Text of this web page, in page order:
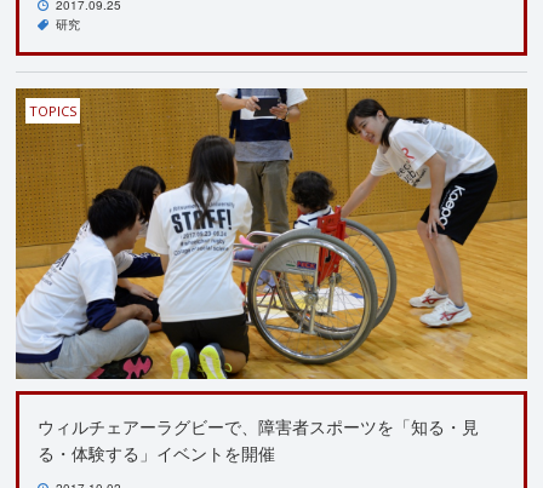
2017.09.25
研究
TOPICS
ウィルチェアーラグビーで、障害者スポーツを「知る・見
る・体験する」イベントを開催